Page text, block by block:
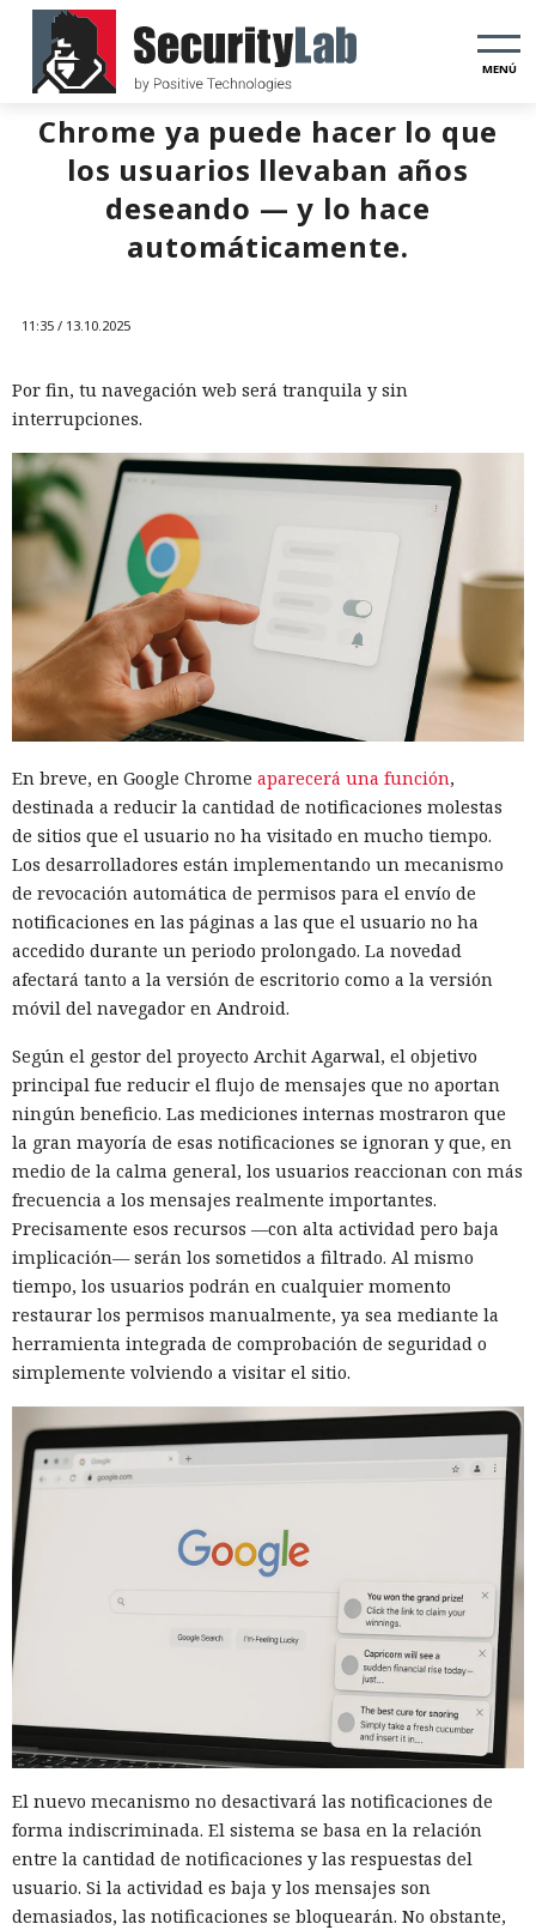
MENÚ
Chrome ya puede hacer lo que
los usuarios llevaban años
deseando — y lo hace
automáticamente.
11:35 / 13.10.2025
Por fin, tu navegación web será tranquila y sin
interrupciones.
En breve, en Google Chrome aparecerá una función,
destinada a reducir la cantidad de notificaciones molestas
de sitios que el usuario no ha visitado en mucho tiempo.
Los desarrolladores están implementando un mecanismo
de revocación automática de permisos para el envío de
notificaciones en las páginas a las que el usuario no ha
accedido durante un periodo prolongado. La novedad
afectará tanto a la versión de escritorio como a la versión
móvil del navegador en Android.
Según el gestor del proyecto Archit Agarwal, el objetivo
principal fue reducir el flujo de mensajes que no aportan
ningún beneficio. Las mediciones internas mostraron que
la gran mayoría de esas notificaciones se ignoran y que, en
medio de la calma general, los usuarios reaccionan con más
frecuencia a los mensajes realmente importantes.
Precisamente esos recursos —con alta actividad pero baja
implicación— serán los sometidos a filtrado. Al mismo
tiempo, los usuarios podrán en cualquier momento
restaurar los permisos manualmente, ya sea mediante la
herramienta integrada de comprobación de seguridad o
simplemente volviendo a visitar el sitio.
El nuevo mecanismo no desactivará las notificaciones de
forma indiscriminada. El sistema se basa en la relación
entre la cantidad de notificaciones y las respuestas del
usuario. Si la actividad es baja y los mensajes son
demasiados, las notificaciones se bloquearán. No obstante,